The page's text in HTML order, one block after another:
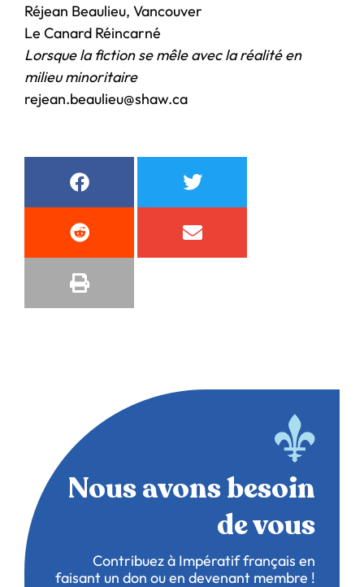
Réjean Beaulieu, Vancouver
Le Canard Réincarné
Lorsque la fiction se mêle avec la réalité en
milieu minoritaire
rejean.beaulieu@shaw.ca
Nous avons besoin
de vous
Contribuez à Impératif français en
faisant un don ou en devenant membre !